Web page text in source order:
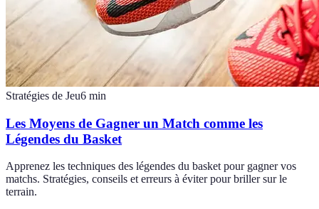
Stratégies de Jeu6 min
Les Moyens de Gagner un Match comme les
Légendes du Basket
Apprenez les techniques des légendes du basket pour gagner vos
matchs. Stratégies, conseils et erreurs à éviter pour briller sur le
terrain.